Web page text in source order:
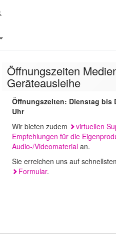
Suchen
Öffnungszeiten
Geräteausleihe
Öffnungszeiten: Dienstag bis
Uhr
Wir bieten zudem
virtuellen
Empfehlungen für die
Audio-/Videomaterial an.
Sie erreichen uns auf
Formular.